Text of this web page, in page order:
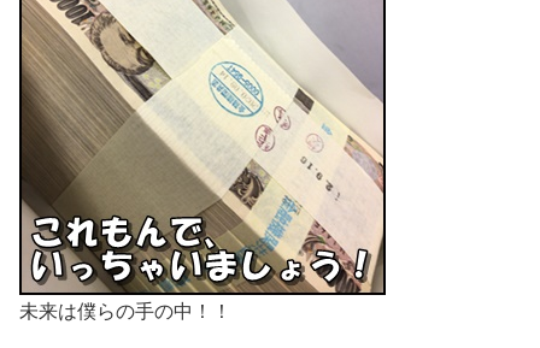
未来は僕らの手の中！！